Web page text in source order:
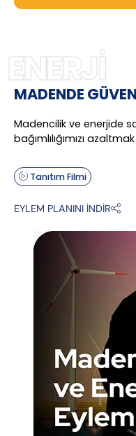
ENERJİ
MADENDE
Madencilik ve enerjide
bağımlılığımızı
Tanıtım Filmi
EYLEM PLANINI İNDİR